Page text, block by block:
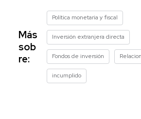
Más
sob
re:
Política monetaria y fiscal
Inversión extranjera directa
Fondos de inversión
incumplido